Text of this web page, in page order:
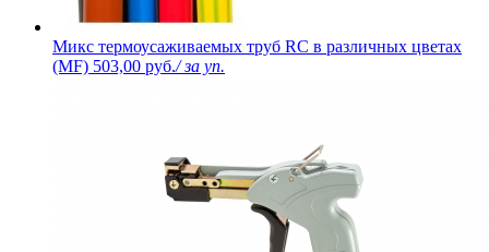
Микс термоусаживаемых труб RC в различных цветах
(MF) 503,00 руб./ за уп.